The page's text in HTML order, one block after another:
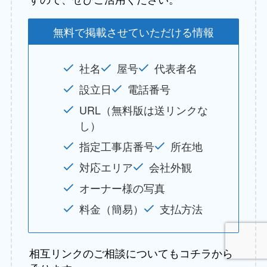
無料で掲載させていただける情報
社名 屋号
代表者名
設立日
電話番号
URL（無料版は送リンクな
し）
指定工事店番号
所在地
対応エリア
会社外観
オーナー様の写真
料金（簡易）
支払方法
相互リンクのご相談についてもコチラから